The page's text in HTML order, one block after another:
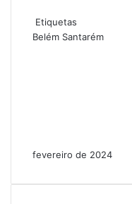
Etiquetas
Belém Santarém
fevereiro de 2024